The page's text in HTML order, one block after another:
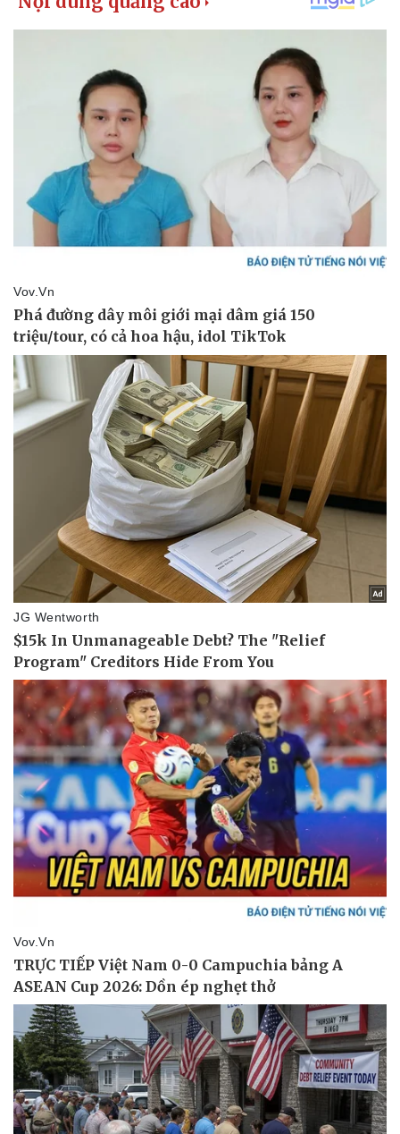
Pháp luật
Vụ án
Tin nóng
Tư vấn luật
Quân sự - Quốc phòng
Vũ khí
Việt Nam
Phân tích